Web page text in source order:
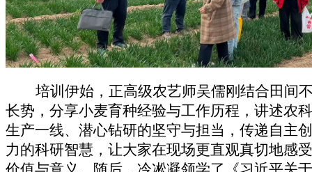
培训伊始，正高级农艺师吴儒刚结合田间
长势，分享小麦育种经验与工作历程，讲述农
生产一线、潜心钻研的坚守与担当，传递自主
力的科研智慧，让大家在现场更直观真切地感